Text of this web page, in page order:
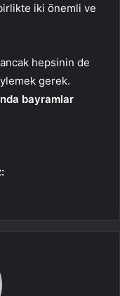
iki önemli ve
hepsinin de
gerek.
bayramlar